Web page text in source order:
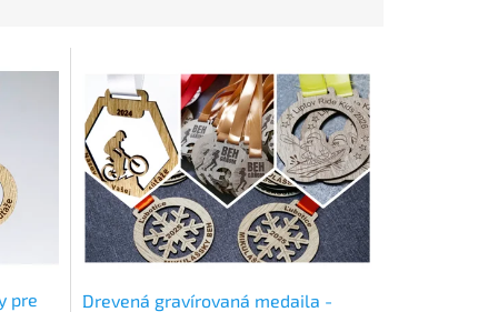
pre
Drevená gravírovaná medaila -